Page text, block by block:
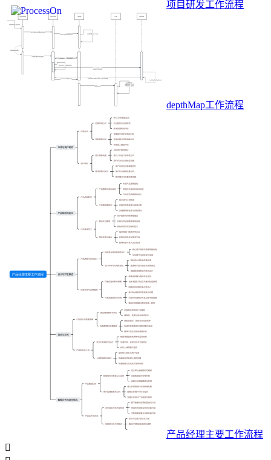
项目研发工作流程
depthMap工作流程
产品经理主要工作流程
